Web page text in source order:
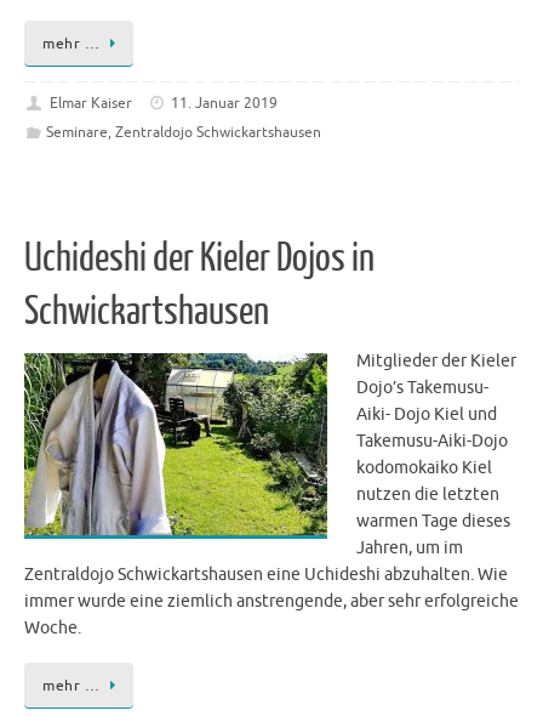
mehr …
Elmar Kaiser
11. Januar 2019
Seminare, Zentraldojo Schwickartshausen
Uchideshi der Kieler Dojos in
Schwickartshausen
Mitglieder der Kieler
Dojo’s Takemusu-
Aiki- Dojo Kiel und
Takemusu-Aiki-Dojo
kodomokaiko Kiel
nutzen die letzten
warmen Tage dieses
Jahren, um im
Zentraldojo Schwickartshausen eine Uchideshi abzuhalten. Wie
immer wurde eine ziemlich anstrengende, aber sehr erfolgreiche
Woche.
mehr …